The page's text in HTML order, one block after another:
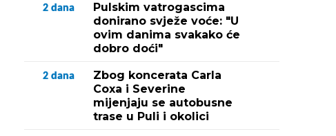
2 dana
Pulskim vatrogascima
donirano svježe voće: "U
ovim danima svakako će
dobro doći"
2 dana
Zbog koncerata Carla
Coxa i Severine
mijenjaju se autobusne
trase u Puli i okolici